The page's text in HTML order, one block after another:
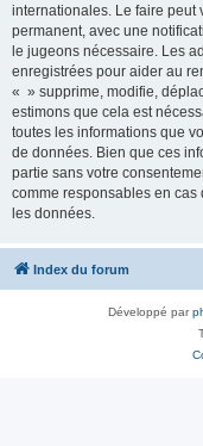
internationales. Le faire peut
permanent, avec une
le jugeons nécessaire. Les
enregistrées pour aider au
« » supprime, modifie,
estimons que cela est
toutes les informations que
de données. Bien que ces
partie sans votre
comme responsables en cas
les données.
Index du forum
Développé par